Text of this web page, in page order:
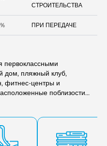
СТРОИТЕЛЬСТВА
ПРИ ПЕРЕДАЧЕ
первоклассными
дом, пляжный клуб,
фитнес-центры и
поблизости
сооружения и
к образу жизни.